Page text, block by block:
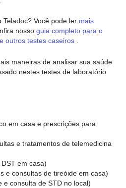
Você pode ler mais
nosso guia completo para o
outros testes caseiros .
maneiras de analisar sua saúde
nestes testes de laboratório
em casa e prescrições para
e tratamentos de telemedicina
em casa)
e consultas de tireóide em casa)
e consulta de STD no local)